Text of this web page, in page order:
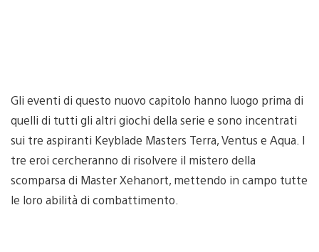
Gli eventi di questo nuovo capitolo hanno luogo prima di
quelli di tutti gli altri giochi della serie e sono incentrati
sui tre aspiranti Keyblade Masters Terra, Ventus e Aqua. I
tre eroi cercheranno di risolvere il mistero della
scomparsa di Master Xehanort, mettendo in campo tutte
le loro abilità di combattimento.